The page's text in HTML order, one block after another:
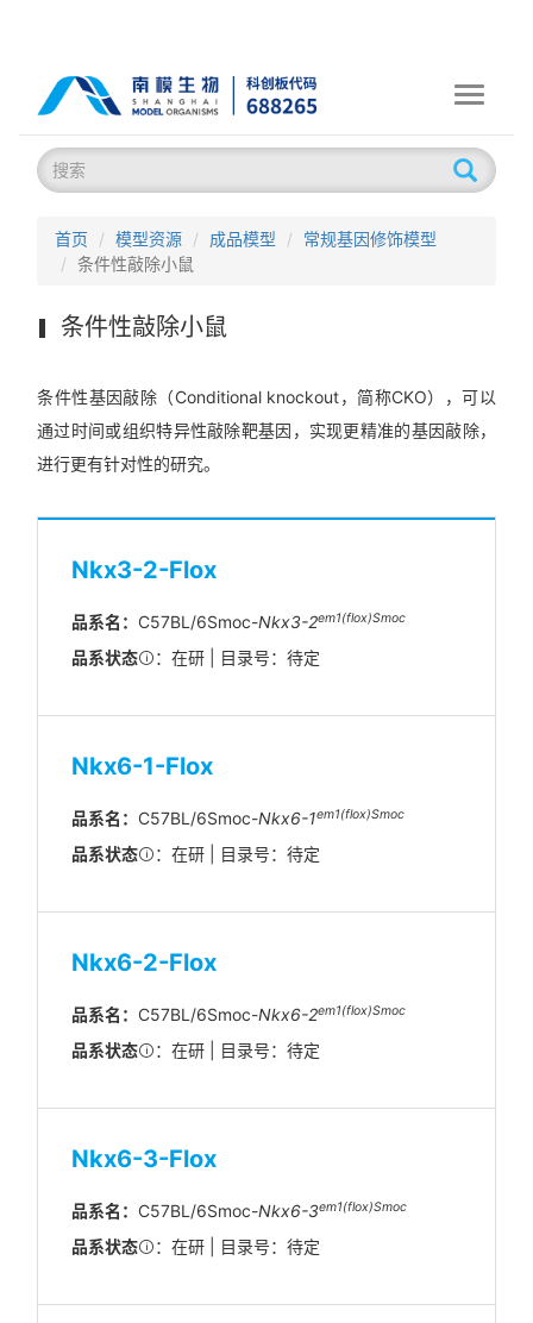
Toggle
首页 模型资源 成品模型
常规基因修饰模型
条件性敲除小鼠
条件性敲除小鼠
条件性基因敲除（Conditional knockout，简称CKO），可以
通过时间或组织特异性敲除靶基因，实现更精准的基因敲除，
进行更有针对性的研究。
Nkx3-2-Flox
品系名： C57BL/6Smoc-Nkx3-2em1(flox)Smoc
品系状态 ：在研 | 目录号：待定
Nkx6-1-Flox
品系名： C57BL/6Smoc-Nkx6-1em1(flox)Smoc
品系状态 ：在研 | 目录号：待定
Nkx6-2-Flox
品系名： C57BL/6Smoc-Nkx6-2em1(flox)Smoc
品系状态 ：在研 | 目录号：待定
Nkx6-3-Flox
品系名： C57BL/6Smoc-Nkx6-3em1(flox)Smoc
品系状态 ：在研 | 目录号：待定